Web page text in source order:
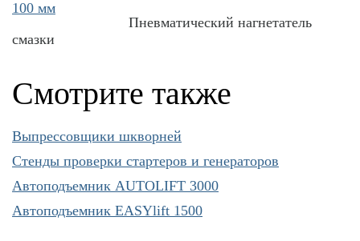
Пневматический нагнетатель
смазки
Смотрите также
Выпрессовщики шкворней
Cтенды проверки стартеров и генераторов
Автоподъемник AUTOLIFT 3000
Автоподъемник EASYlift 1500